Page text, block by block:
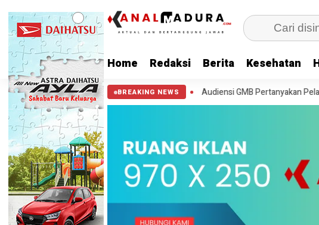
Home Redaksi Berita Kesehatan
BREAKING NEWS
Tewas Terbakar Audiensi GMB Pertanyakan Pelayanan Publik BC